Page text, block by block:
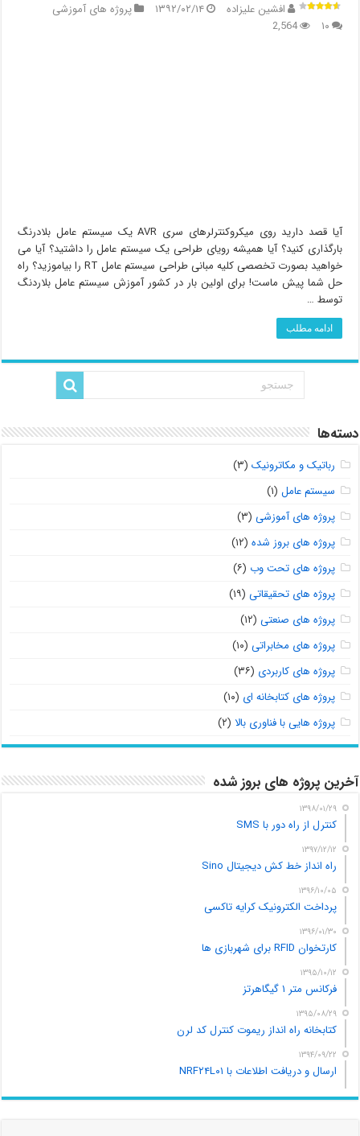
افشین علیزاده ۱۳۹۲/۰۲/۱۴
پروژه های آموزشی
۱۰
2,564
آیا قصد دارید روی میکروکنترلرهای سری AVR یک سیستم عامل بلادرنگ
بارگذاری کنید؟ آیا همیشه رویای طراحی یک سیستم عامل را داشتید؟ آیا می
خواهید بصورت تخصصی کلیه مبانی طراحی سیستم عامل RT را بیاموزید؟ راه
حل شما پیش ماست! برای اولین بار در کشور آموزش سیستم عامل بلاردنگ
توسط …
ادامه مطلب
دسته‌ها
رباتیک و مکاترونیک (۳)
سیستم عامل (۱)
پروژه های آموزشی (۳)
پروژه های بروز شده (۱۲)
پروژه های تحت وب (۶)
پروژه های تحقیقاتی (۱۹)
پروژه های صنعتی (۱۲)
پروژه های مخابراتی (۱۰)
پروژه های کاربردی (۳۶)
پروژه های کتابخانه ای (۱۰)
پروژه هایی با فناوری بالا (۲)
آخرین پروژه های بروز شده
۱۳۹۸/۰۱/۲۹
کنترل از راه دور با SMS
۱۳۹۷/۱۲/۱۲
راه انداز خط کش دیجیتال Sino
۱۳۹۶/۱۰/۰۵
پرداخت الکترونیک کرایه تاکسی
۱۳۹۶/۰۱/۳۰
کارتخوان RFID برای شهربازی ها
۱۳۹۵/۱۰/۱۲
فرکانس متر ۱ گیگاهرتز
۱۳۹۵/۰۸/۲۹
کتابخانه راه انداز ریموت کنترل کد لرن
۱۳۹۴/۰۹/۲۲
ارسال و دریافت اطلاعات با NRF۲۴L۰۱